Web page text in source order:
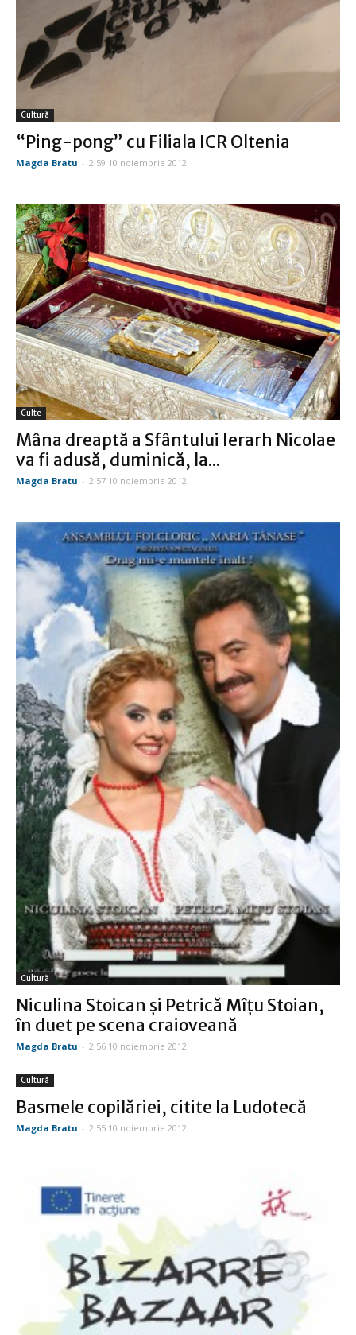
Cultură
“Ping-pong” cu Filiala ICR Oltenia
Magda Bratu - 2:59 10 noiembrie 2012
Culte
Mâna dreaptă a Sfântului Ierarh Nicolae
va fi adusă, duminică, la...
Magda Bratu - 2:57 10 noiembrie 2012
Cultură
Niculina Stoican şi Petrică Mîţu Stoian,
în duet pe scena craioveană
Magda Bratu - 2:56 10 noiembrie 2012
Cultură
Basmele copilăriei, citite la Ludotecă
Magda Bratu - 2:55 10 noiembrie 2012